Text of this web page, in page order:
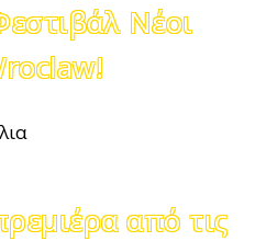
Νέοι
από τις